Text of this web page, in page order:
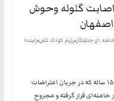
گلوله وحوش
ای جنایتکار،رژیم کودک کش،زاینده
بر اساس گزارشهای منتشر شده، چشم یک نوجوان ۱۵ ساله که در جریان اعتراضات
قرار گرفته و مجروح